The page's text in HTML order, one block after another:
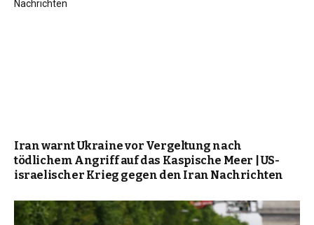
Iran warnt Ukraine vor Vergeltung nach
tödlichem Angriff auf das Kaspische Meer | US-
israelischer Krieg gegen den Iran Nachrichten